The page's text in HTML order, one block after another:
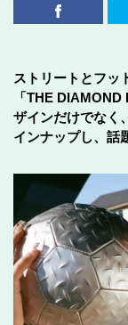
ストリートとフッ
「THE
ザインだけでなく
インナップし、話